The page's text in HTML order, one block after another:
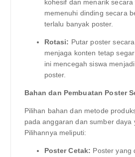
kohesif dan menarik
memenuhi dinding secara
terlalu banyak poster.
Rotasi: Putar poster
menjaga konten tetap
ini mencegah siswa
poster.
Bahan dan Pembuatan Poster
Pilihan bahan dan metode
pada anggaran dan sumber daya
Pilihannya meliputi:
Poster Cetak: Poster yang